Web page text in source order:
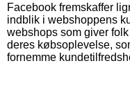
Facebook fremskaffer
indblik i webshoppens
webshops som giver
deres købsoplevelse,
fornemme